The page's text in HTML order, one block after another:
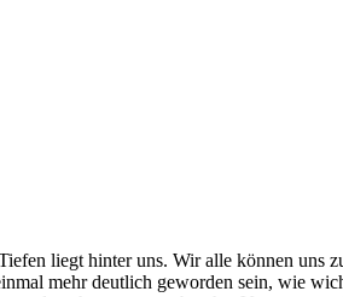
liegt hinter uns. Wir alle können uns
mehr deutlich geworden sein, wie